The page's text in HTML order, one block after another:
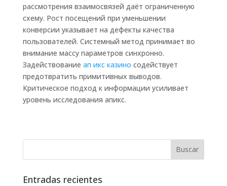
рассмотрения взаимосвязей даёт ограниченную
схему. Рост посещений при уменьшении
конверсии указывает на дефекты качества
пользователей. Системный метод принимает во
внимание массу параметров синхронно.
Задействование ап икс казино содействует
предотвратить примитивных выводов.
Критическое подход к информации усиливает
уровень исследования апикс.
Entradas recientes